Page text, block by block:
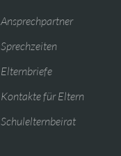
Ansprechpartner
Sprechzeiten
Elternbriefe
Kontakte für Eltern
Schulelternbeirat